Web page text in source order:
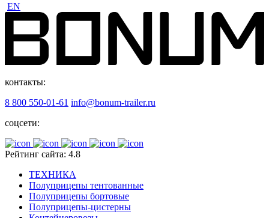
EN
контакты:
8 800 550-01-61 info@bonum-trailer.ru
соцсети:
Рейтинг сайта: 4.8
ТЕХНИКА
Полуприцепы тентованные
Полуприцепы бортовые
Полуприцепы-цистерны